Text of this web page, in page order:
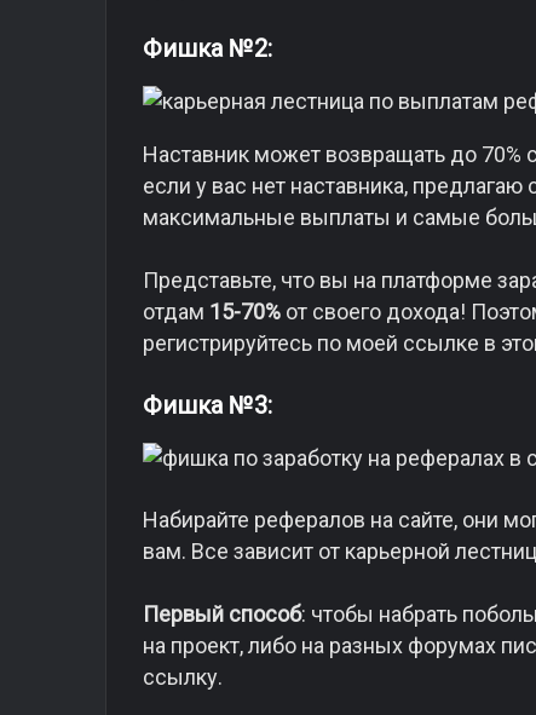
Фишка №2:
Наставник может возвращать до 70%
если у вас нет наставника,
максимальные выплаты и самые
Представьте, что вы на платформе
отдам 15-70% от своего дохода!
регистрируйтесь по моей ссылке в
Фишка №3:
Набирайте рефералов на сайте, они
вам. Все зависит от карьерной
Первый способ: чтобы набрать
на проект, либо на разных форумах
ссылку.